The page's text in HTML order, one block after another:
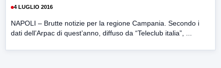
4 LUGLIO 2016
NAPOLI – Brutte notizie per la regione Campania. Secondo i
dati dell’Arpac di quest’anno, diffuso da “Teleclub italia”, ...